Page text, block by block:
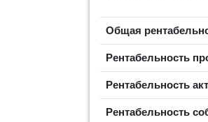
Общая
Рентабельность
Рентабельность
Рентабельность